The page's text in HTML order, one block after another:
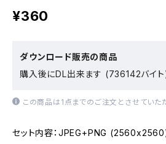
¥360
ダウンロード販売の商品
購入後にDL出来ます (736142バイト
この商品は1点までのご注文とさせていただ
セット内容：JPEG+PNG